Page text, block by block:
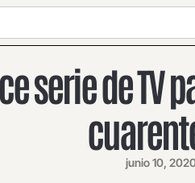
serie de TV
junio 10,